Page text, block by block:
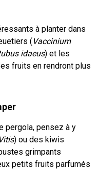
à planter dans
(Vaccinium
idaeus) et les
fruits en rendront plus
pergola, pensez à y
Vitis) ou des kiwis
grimpants
petits fruits parfumés